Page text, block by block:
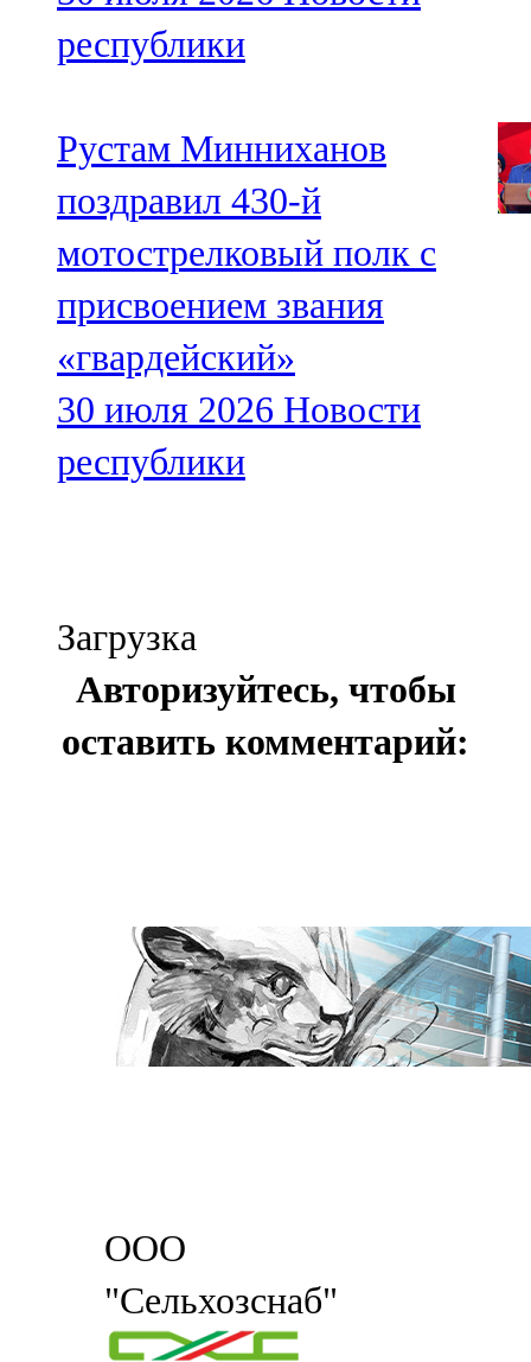
республики
Рустам Минниханов
поздравил 430-й
мотострелковый полк с
присвоением звания
«гвардейский»
30 июля 2026 Новости
республики
Загрузка
Авторизуйтесь, чтобы
оставить комментарий:
ООО
"Сельхозснаб"